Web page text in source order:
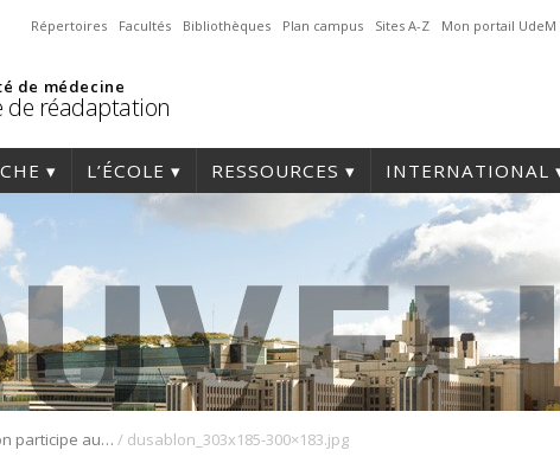
Répertoires Facultés Bibliothèques Plan campus Sites A-Z Mon portail UdeM
de médecine
de réadaptation
L’ÉCOLE RESSOURCES INTERNATIONAL
Jade Dusablon participe aux Jeux Panaméricains et aux Championnats du monde en natation / dusablon_303x185-300×183.jpg